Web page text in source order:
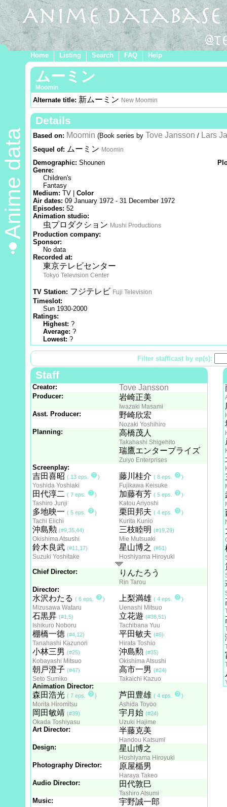
Home Listing Search FAQ Help
Anime data
ムーミン
Moomin
Alternate title: 新ムーミン New Moomin
Details
Based on: Moomin (Book series by Tove Jansson / Lars
Sequel of: ムーミン Moomin
Demographic: Shounen
Genre:
Children's
Fantasy
Medium: TV | Color
Air dates: 09 January 1972 - 31 December 1972
Episodes: 52
Animation studio:
虫プロダクション Mushi Productions
Production company:
Sponsor:
No data
Recorded at:
東京テレビセンター
Tokyo Television Center
TV Station: フジテレビ Fuji Television
Timeslot:
Sun 1930-2000
Ratings:
Highest: ?
Average: ?
Lowest: ?
Filter staff/cast by ep(s):
Staff
Creator: Tove Jansson
Producer: 岩崎正美
Iwazaki Masami
Asst. Producer: 野崎欣宏
Nozaki Yoshihiro
Planning: 高橋茂人
Takahashi Shigehito
瑞鷹エンタープライズ
Zuiyo Enterprises
Screenplay:
吉田喜昭 ( 13 eps. )
Yoshida Yoshiaki
田代淳二 ( 7 eps. )
Tashiro Junji
多地映一 ( 5 eps. )
Tachi Eiichi
沖島勲 (#9,35,44)
Okishima Atsushi
鈴木良武 (#11,17)
Suzuki Yoshitake
藤川桂介 ( 8 eps. )
Fujikawa Keisuke
加藤有芳 ( 5 eps. )
Katou Ariyoshi
栗田邦夫 ( 4 eps. )
Kurita Kunio
三枝睦明 (#19,29)
Mie Mutsuaki
星山博之 (#51)
Hoshiyama Hiroyuki
Chief Director: りんたろう
Rin Tarou
Director:
水沢わたる ( 6 eps. )
Mizusawa Wataru
石黒昇 (#1,5)
Ishikuro Noboru
棚橋一徳 (#4,12)
Tanahashi Kazunori
小林三男 (#25)
Kobayashi Mitsuo
朝戸澄子 (#47)
Seto Sumiko
上梨満雄 ( 4 eps. )
Uenashi Mitsuo
立花遊 (#38,51)
Tachibana Yuu
平田敏夫 (#6)
Hirata Toshio
沖島勲 (#35)
Okishima Atsushi
高市一男 (#24)
Takaichi Kazuo
Animation Director:
森田浩光 ( 7 eps. )
Morita Hiromitsu
岡田敏靖 (#39)
Okada Toshiyasu
芦田豊雄 ( 4 eps. )
Ashida Toyoo
宇月始 (#24)
Uzuki Hajime
Art Director: 半藤克美
Handou Katsumi
Design: 星山博之
Hoshiyama Hiroyuki
Photography Director: 原屋楯男
Haraya Takeo
Audio Director: 田代敦巳
Tashiro Atsumi
Music: 宇野誠一郎